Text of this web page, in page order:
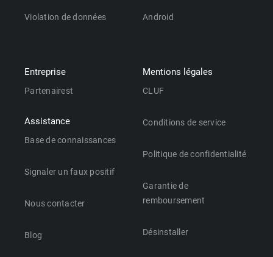
Violation de données Android
Entreprise
Partenairest
Assistance
Base de connaissances
Signaler un faux positif
Nous contacter
Blog
Mentions légales
CLUF
Conditions de service
Politique de confidentialité
Garantie de
remboursement
Désinstaller